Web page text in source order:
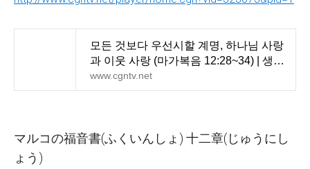
모든 것보다 우선시할 계명, 하나님 사랑
과 이웃 사랑 (마가복음 12:28~34) | 생명
의 삶 | CGN
www.cgntv.net
マルコの福音書(ふくいんしょ ) 十二章(じゅうにし
ょう )